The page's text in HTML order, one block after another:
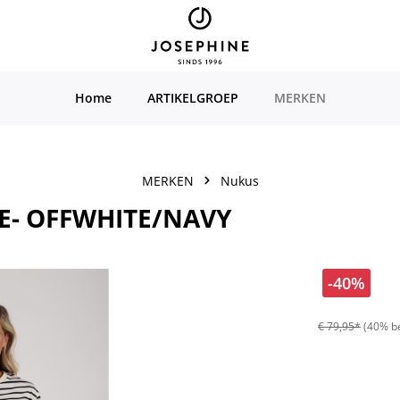
Home ARTIKELGROEP MERKEN
MERKEN Nukus
OFFWHITE/NAVY
-40%
€ 79,95*(40%